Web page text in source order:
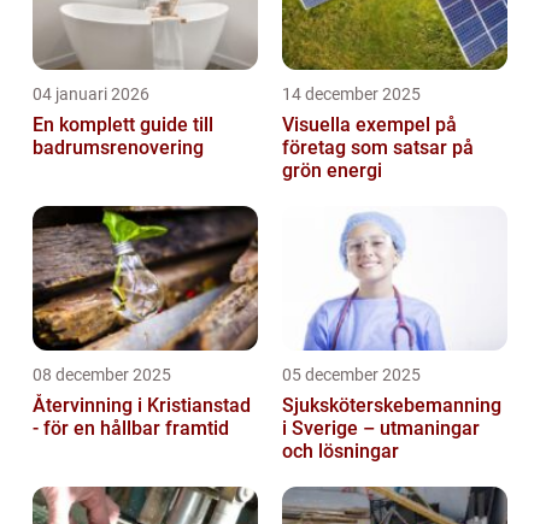
04 januari 2026
En komplett guide till
badrumsrenovering
14 december 2025
Visuella exempel på
företag som satsar på
grön energi
08 december 2025
Återvinning i Kristianstad
- för en hållbar framtid
05 december 2025
Sjuksköterskebemanning
i Sverige – utmaningar
och lösningar